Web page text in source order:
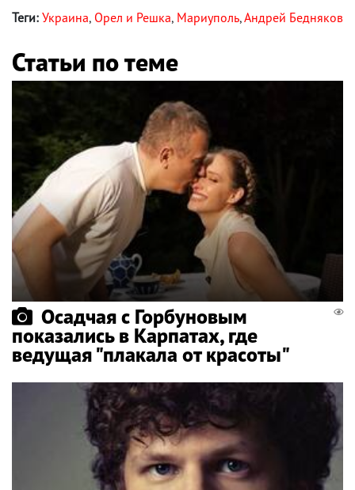
Теги: Украина, Орел и Решка, Мариуполь,Андрей Бедняков
Статьи по теме
Осадчая с Горбуновым
показались в Карпатах, где
ведущая "плакала от красоты"